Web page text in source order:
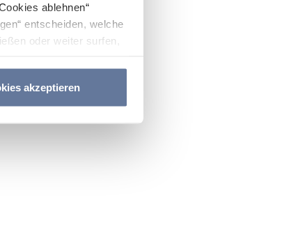
ablehnen“
entscheiden, welche
oder weiter surfen,
akzeptieren